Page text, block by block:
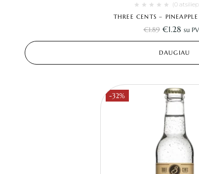
(0
THREE CENTS –
€1.89 €1.28 su
DAUGIAU
-32%